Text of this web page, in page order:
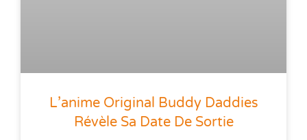
L’anime Original Buddy Daddies
Révèle Sa Date De Sortie